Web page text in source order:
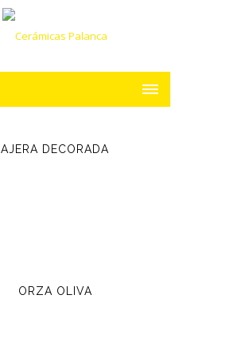
AJERA DECORADA
ORZA OLIVA